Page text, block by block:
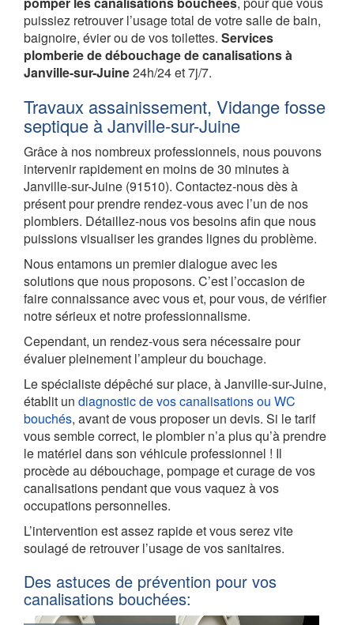
puissiez retrouver l’usage total de votre salle de bain,
baignoire, évier ou de vos toilettes. Services
plomberie de débouchage de canalisations à
Janville-sur-Juine24h/24 et 7j/7.
Travaux assainissement, Vidange fosse
septique à Janville-sur-Juine
Grâce à nos nombreux professionnels, nous pouvons
intervenir rapidement en moins de 30 minutes à
Janville-sur-Juine (91510). Contactez-nous dès à
présent pour prendre rendez-vous avec l’un de nos
plombiers. Détaillez-nous vos besoins afin que nous
puissions visualiser les grandes lignes du problème.
Nous entamons un premier dialogue avec les
solutions que nous proposons. C’est l’occasion de
faire connaissance avec vous et, pour vous, de vérifier
notre sérieux et notre professionnalisme.
Cependant, un rendez-vous sera nécessaire pour
évaluer pleinement l’ampleur du bouchage.
Le spécialiste dépêché sur place, à Janville-sur-Juine,
établit un diagnostic de vos canalisations ou WC
bouchés, avant de vous proposer un devis. Si le tarif
vous semble correct, le plombier n’a plus qu’à prendre
le matériel dans son véhicule professionnel ! Il
procède au débouchage, pompage et curage de vos
canalisations pendant que vous vaquez à vos
occupations personnelles.
L’intervention est assez rapide et vous serez vite
soulagé de retrouver l’usage de vos sanitaires.
Des astuces de prévention pour vos
canalisations bouchées: